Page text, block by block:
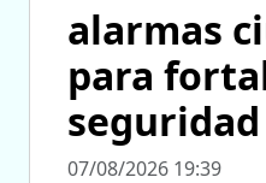
alarmas
para
07/08/2026 19:39